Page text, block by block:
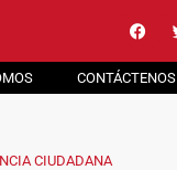
CONTÁCTENOS
CIUDADANA